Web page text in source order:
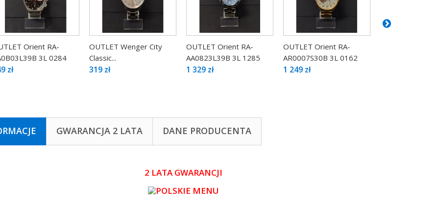
Orient RA-
3L 0284
zł
OUTLET Wenger City
Classic...
319 zł
OUTLET Orient RA-
AA0823L39B 3L 1285
1 329 zł
OUTLET Orient RA-
AR0007S30B 3L 0162
1 249 zł
GWARANCJA 2 LATA DANE PRODUCENTA
2 LATA GWARANCJI